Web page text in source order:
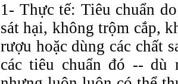
1- Thực tế: Tiêu chuẩn
sát hại, không trộm cắp,
rượu hoặc dùng các chất
các tiêu chuẩn đó --